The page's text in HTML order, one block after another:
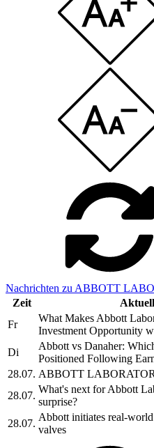
Nachrichten zu ABBOTT
Zeit
Fr
What Makes Abbott
Investment Opportunity
Di
Abbott vs Danaher:
Positioned Following
28.07. ABBOTT
28.07.
What's next for Abbott
surprise?
28.07.
Abbott initiates real-
valves